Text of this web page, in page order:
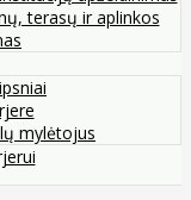
terasų ir aplinkos
mylėtojus